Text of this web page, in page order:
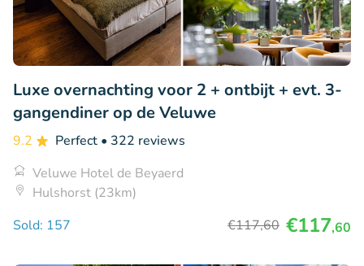
Luxe overnachting voor 2 + ontbijt + evt. 3-
gangendiner op de Veluwe
9.2 Perfect • 322 reviews
Veluwe Hotel de Beyaerd
Hulshorst (23km)
Sold: 157
€117,60 €117,60